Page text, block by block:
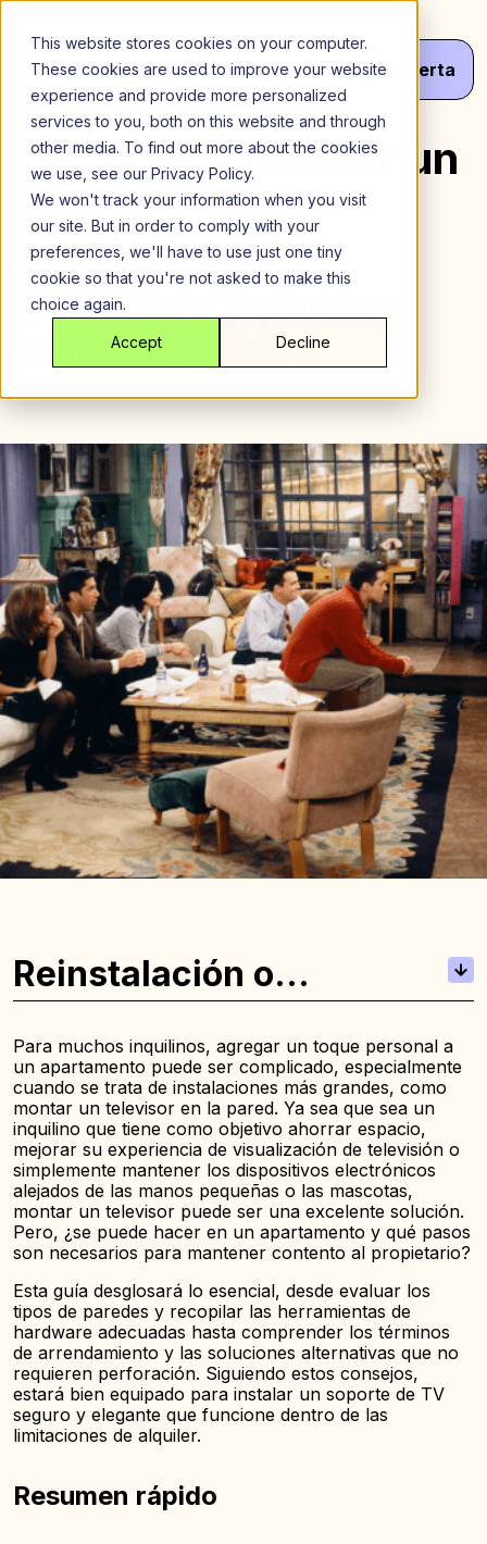
This website stores cookies on your computer.
These cookies are used to improve your website
experience and provide more personalized
services to you, both on this website and through
other media. To find out more about the cookies
we use, see our Privacy Policy.
We won't track your information when you visit
our site. But in order to comply with your
preferences, we'll have to use just one tiny
cookie so that you're not asked to make this
choice again.
Accept Decline
Saltar
contenido
Menú
¡HazTu Oferta
¿Se puede montar un
televisor en un
apartamento?
Consejos y pautas
para inquilinos
Reinstalación o
extracción del soporte
Para muchos inquilinos, agregar un toque personal a
un apartamento puede ser complicado, especialmente
cuando se trata de instalaciones más grandes, como
montar un televisor en la pared. Ya sea que sea un
inquilino que tiene como objetivo ahorrar espacio,
mejorar su experiencia de visualización de televisión o
simplemente mantener los dispositivos electrónicos
alejados de las manos pequeñas o las mascotas,
montar un televisor puede ser una excelente solución.
Pero, ¿se puede hacer en un apartamento y qué pasos
son necesarios para mantener contento al propietario?
Esta guía desglosará lo esencial, desde evaluar los
tipos de paredes y recopilar las herramientas de
hardware adecuadas hasta comprender los términos
de arrendamiento y las soluciones alternativas que no
requieren perforación. Siguiendo estos consejos,
estará bien equipado para instalar un soporte de TV
seguro y elegante que funcione dentro de las
limitaciones de alquiler.
Resumen rápido